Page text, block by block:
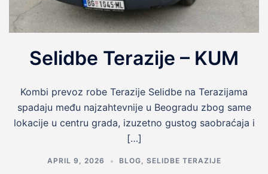
Selidbe Terazije – KUM
Kombi prevoz robe Terazije Selidbe na Terazijama
spadaju među najzahtevnije u Beogradu zbog same
lokacije u centru grada, izuzetno gustog saobraćaja i
[…]
APRIL 9, 2026 BLOG, SELIDBE TERAZIJE